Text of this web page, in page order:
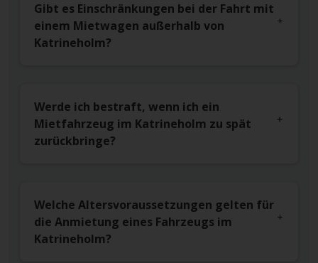
Gibt es Einschränkungen bei der Fahrt mit
einem Mietwagen außerhalb von
Katrineholm?
Werde ich bestraft, wenn ich ein
Mietfahrzeug im Katrineholm zu spät
zurückbringe?
Welche Altersvoraussetzungen gelten für
die Anmietung eines Fahrzeugs im
Katrineholm?